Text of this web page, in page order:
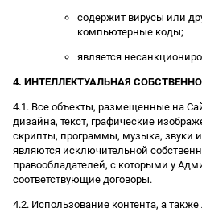
содержит вирусы или
компьютерные коды;
является
4. ИНТЕЛЛЕКТУАЛЬНАЯ
4.1. Все объекты, размещенные на
дизайна, текст, графические
скрипты, программы, музыка, звуки и
являются исключительной
правообладателей, с которыми у
соответствующие договоры.
4.2. Использование контента, а